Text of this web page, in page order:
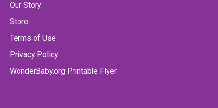
Our Story
Store
Terms of Use
Privacy Policy
WonderBaby.org Printable Flyer